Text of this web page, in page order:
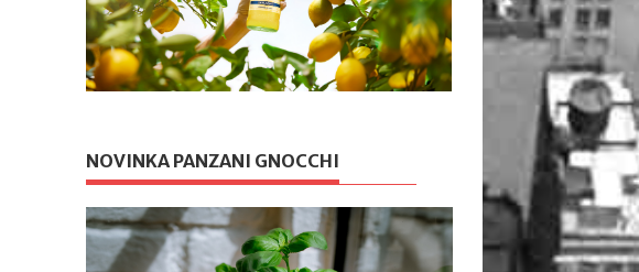
NOVINKA PANZANI GNOCCHI